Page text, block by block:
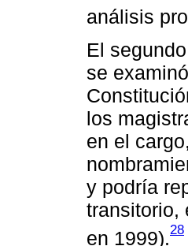
análisis
El
se
los
en el
y podría
transitorio,
en 1999).28